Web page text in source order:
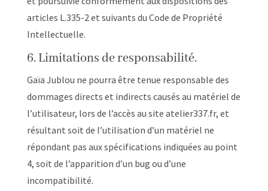
articles L.335-2 et suivants du Code de Propriété
Intellectuelle.
6. Limitations de responsabilité.
Gaïa Jublou ne pourra être tenue responsable des
dommages directs et indirects causés au matériel de
l’utilisateur, lors de l’accès au site atelier337.fr, et
résultant soit de l’utilisation d’un matériel ne
répondant pas aux spécifications indiquées au point
4, soit de l’apparition d’un bug ou d’une
incompatibilité.